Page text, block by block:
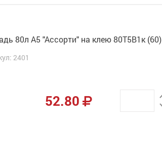
80л А5 "Ассорти" на клею 80Т5В1к (60)
2401
52.80